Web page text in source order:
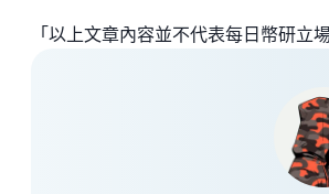
「以上文章內容並不代表每日幣研立場